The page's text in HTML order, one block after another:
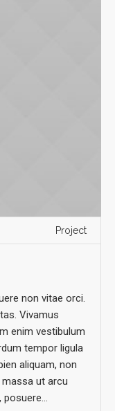
Project
non vitae orci.
Vivamus
enim vestibulum
tempor ligula
aliquam, non
ut arcu